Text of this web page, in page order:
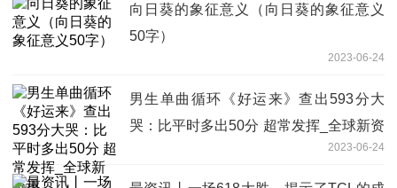
向日葵的象征意义（向日葵的象征意义
50字）
2023-06-24
男生单曲循环《好运来》查出593分大
哭：比平时多出50分 超常发挥_全球新资
2023-06-24